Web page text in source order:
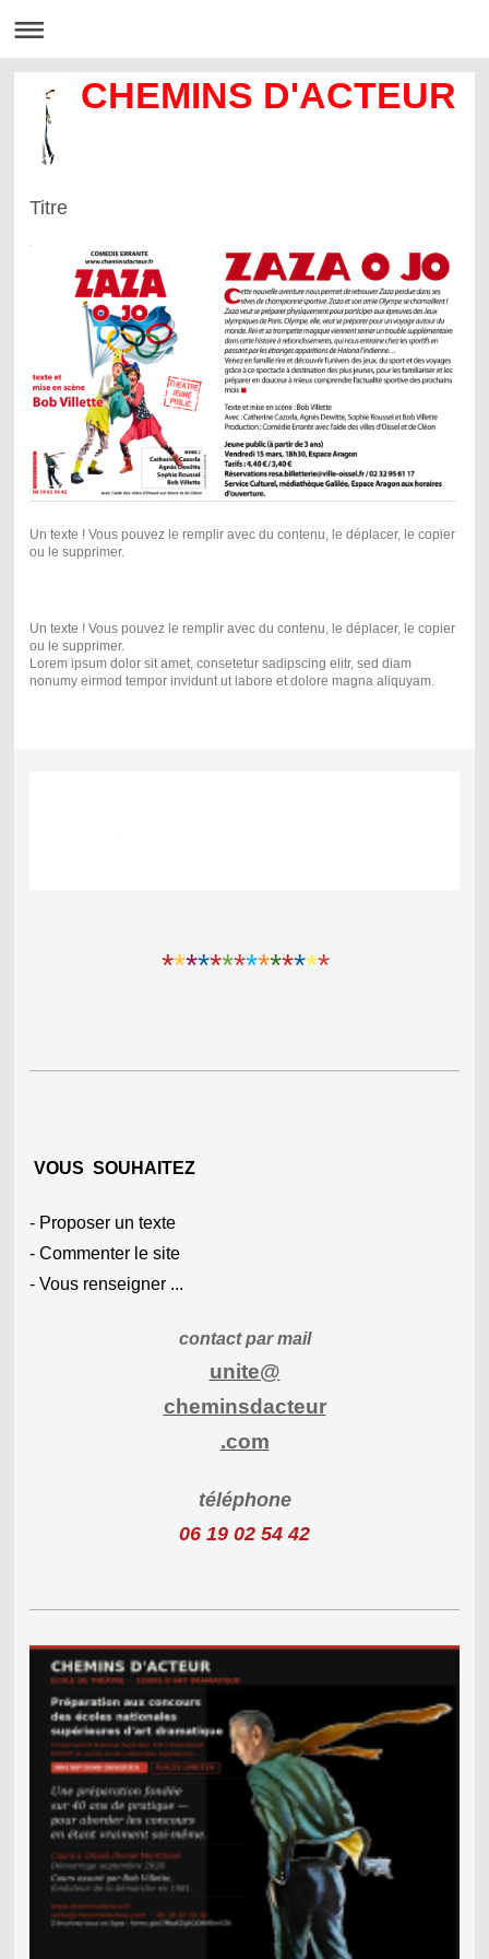
CHEMINS D'ACTEUR
Titre
Un texte ! Vous pouvez le remplir avec du contenu, le déplacer, le copier
ou le supprimer.
Un texte ! Vous pouvez le remplir avec du contenu, le déplacer, le copier
ou le supprimer.
Lorem ipsum dolor sit amet, consetetur sadipscing elitr, sed diam
nonumy eirmod tempor invidunt ut labore et dolore magna aliquyam.
**************
VOUS SOUHAITEZ
- Proposer un texte
- Commenter le site
- Vous renseigner ...
contact par mail
unite@
cheminsdacteur
.com
téléphone
06 19 02 54 42